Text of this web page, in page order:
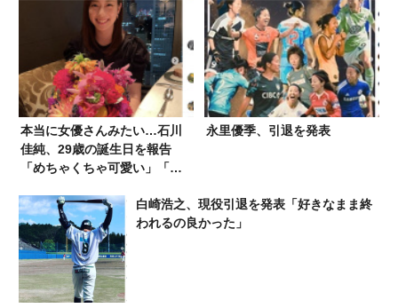
本当に女優さんみたい…石川
佳純、29歳の誕生日を報告
「めちゃくちゃ可愛い」「美
永里優季、引退を発表
白崎浩之、現役引退を発表「好きなまま終
われるの良かった」